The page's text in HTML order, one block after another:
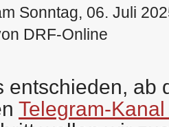
Sonntag, 06. Juli
DRF-Online
entschieden, ab
Telegram-